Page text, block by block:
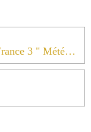
Les Gourmandises de Bénédicte sur France 3 " Météo à la carte " le samedi 30 janvier à 12 h 55 .